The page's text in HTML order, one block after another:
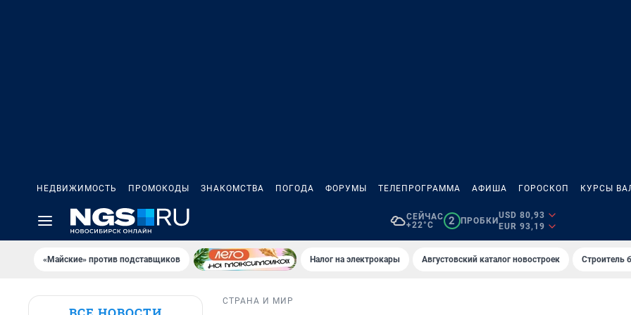
НЕДВИЖИМОСТЬ ПРОМОКОДЫ ЗНАКОМСТВА ПОГОДА ФОРУМЫ ТЕЛЕПРОГРАММА АФИША ГОРОСКОП КУРСЫ
СЕЙЧАС
+22°C
2 ПРОБКИ
USD 80,93
EUR 93,19
«Майские» против подставщиков Налог на электрокары Августовский каталог новостроек Строитель
СТРАНА И МИР